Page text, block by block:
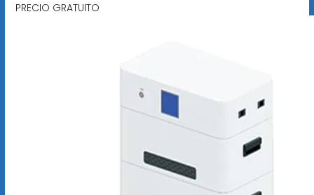
PRECIO GRATUITO